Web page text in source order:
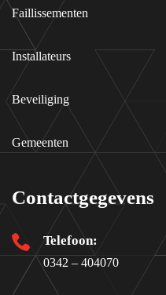
Faillissementen
Installateurs
Beveiliging
Gemeenten
Contactgegevens
Telefoon:
0342 – 404070